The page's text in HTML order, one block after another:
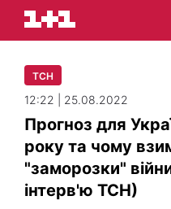
ТСН
12:22 | 25.08.2022
Прогноз для
року та чому
"заморозки"
інтерв'ю ТСН)